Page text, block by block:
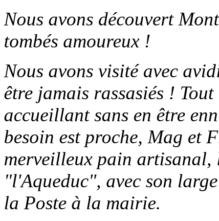
Nous avons découvert
tombés amoureux !
Nous avons visité avec
être jamais rassasiés !
accueillant sans en être
besoin est proche, Mag et
merveilleux pain artisanal,
"l'Aqueduc", avec son
la Poste à la mairie.